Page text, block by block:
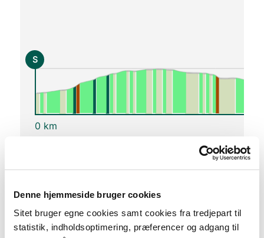
Denne hjemmeside bruger cookies
Sitet bruger egne cookies samt cookies fra tredjepart til
statistik, indholdsoptimering, præferencer og adgang til
S
0 km
Medium stigning (maks. 5 %)